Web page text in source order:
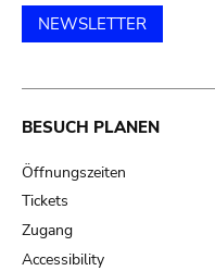
NEWSLETTER
Main
navigation
BESUCH PLANEN
Öffnungszeiten
Tickets
Zugang
Accessibility